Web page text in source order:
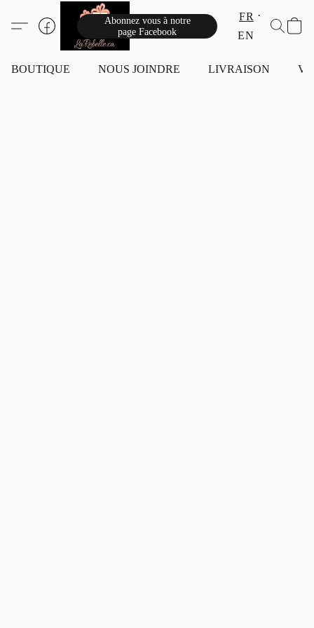
Abonnez vous à notre
page Facebook
FR
EN
BOUTIQUE NOUS JOINDRE LIVRAISON